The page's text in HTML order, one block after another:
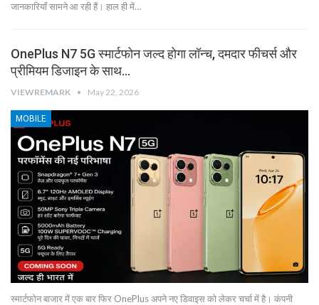
जानकारियाँ सामने आ रही हैं। हाल ही में…
OnePlus N7 5G स्मार्टफोन जल्द होगा लॉन्च, दमदार फीचर्स और
प्रीमियम डिजाइन के साथ…
VIEWREMARK May 22, 2026
MOBILE
स्मार्टफोन बाजार में एक बार फिर OnePlus अपने नए डिवाइस को लेकर चर्चा में है। कंपनी